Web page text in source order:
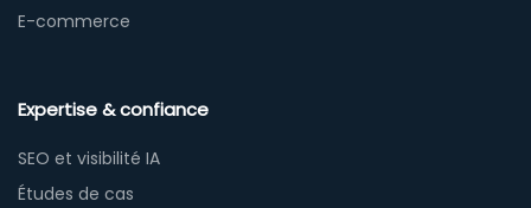
E-commerce
Expertise & confiance
SEO et visibilité IA
Études de cas